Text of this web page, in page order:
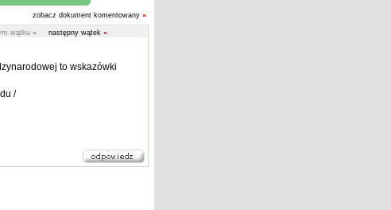
zobacz dokument komentowany »
wątku » następny wątek »
to wskazówki
/